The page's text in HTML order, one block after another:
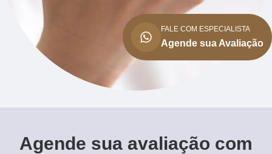
FALE COM ESPECIALISTA
Agende sua Avaliação
Agende sua avaliação com